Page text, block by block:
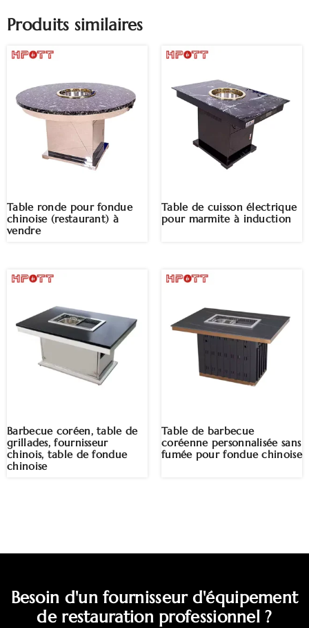
Produits similaires
Table ronde pour fondue
chinoise (restaurant) à
vendre
Table de cuisson électrique
pour marmite à induction
Barbecue coréen, table de
grillades, fournisseur
chinois, table de fondue
chinoise
Table de barbecue
coréenne personnalisée sans
fumée pour fondue chinoise
Besoin d'un fournisseur d'équipement
de restauration professionnel ?